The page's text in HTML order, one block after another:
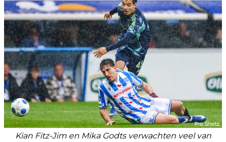
Kian Fitz-Jim en Mika Godts verwachten veel van